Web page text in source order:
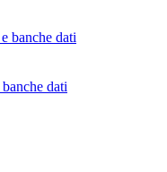
banche dati
dati